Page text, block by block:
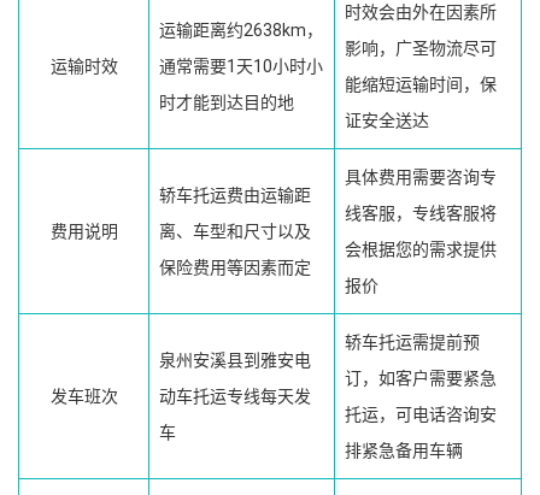
运输时效
运输距离约2638km，
通常需要1天10小时小
时才能到达目的地
时效会由外在因素所
影响，广圣物流尽可
能缩短运输时间，保
证安全送达
费用说明
轿车托运费由运输距
离、车型和尺寸以及
保险费用等因素而定
具体费用需要咨询专
线客服，专线客服将
会根据您的需求提供
报价
发车班次
泉州安溪县到雅安电
动车托运专线每天发
车
轿车托运需提前预
订，如客户需要紧急
托运，可电话咨询安
排紧急备用车辆